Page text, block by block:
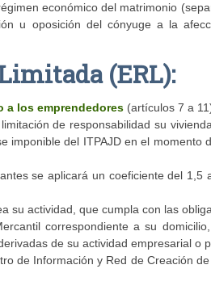
económico del matrimonio
u oposición del cónyuge a la
(ERL):
a los emprendedores (artículos 7 a
de responsabilidad su
del ITPAJD en el momento
se aplicará un coeficiente del 1,5
su actividad, que cumpla con las
correspondiente a su
de su actividad empresarial o
de Información y Red de Creación